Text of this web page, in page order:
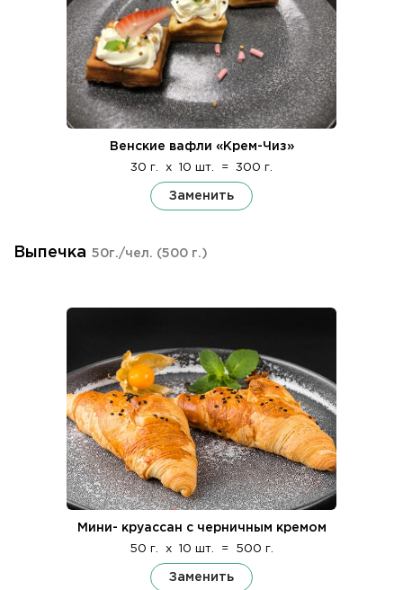
Венские вафли «Крем-Чиз»
30 г. x 10 шт. = 300 г.
Заменить
Выпечка 50г./чел. (500 г.)
Мини- круассан с черничным кремом
50 г. x 10 шт. = 500 г.
Заменить